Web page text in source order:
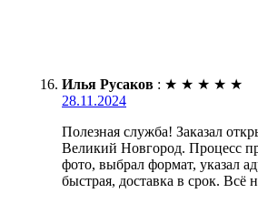
Илья Русаков : ★ ★ ★ ★ ★
28.11.2024
Полезная служба! Заказал
Великий Новгород. Процесс
фото, выбрал формат, указал
быстрая, доставка в срок. Всё